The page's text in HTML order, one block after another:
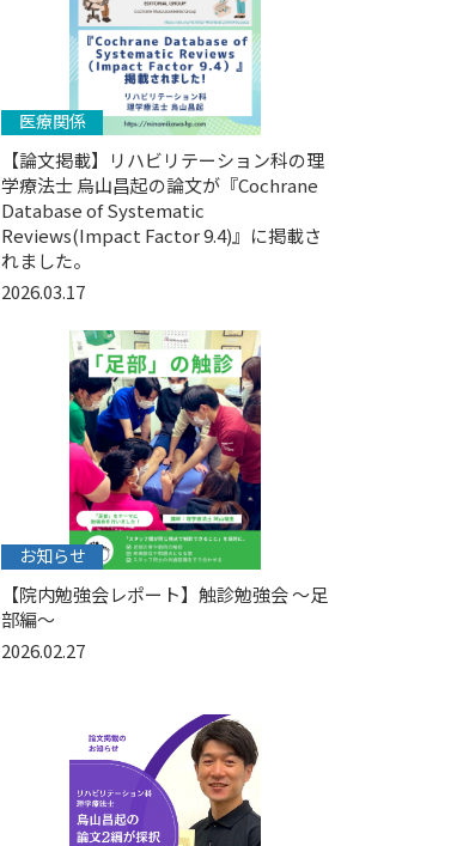
医療関係
【論文掲載】リハビリテーション科の理
学療法士 烏山昌起の論文が『Cochrane
Database of Systematic
Reviews(Impact Factor 9.4)』に掲載さ
れました。
2026.03.17
お知らせ
【院内勉強会レポート】触診勉強会 〜足
部編〜
2026.02.27